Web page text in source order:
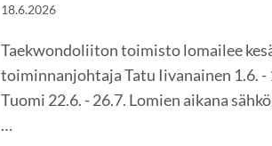
18.6.2026
Taekwondoliiton toimisto lomailee
toiminnanjohtaja Tatu Iivanainen 1.6.
Tuomi 22.6. - 26.7. Lomien aikana
…